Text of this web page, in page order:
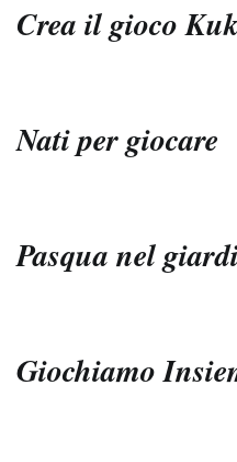
Crea il gioco
Nati per giocare
Pasqua nel
Giochiamo